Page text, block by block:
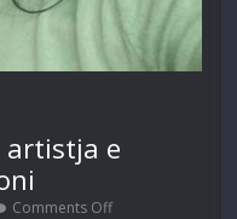
artistja e
Comments Off